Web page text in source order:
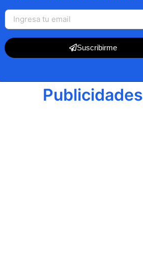
Suscribirme
Publicidades